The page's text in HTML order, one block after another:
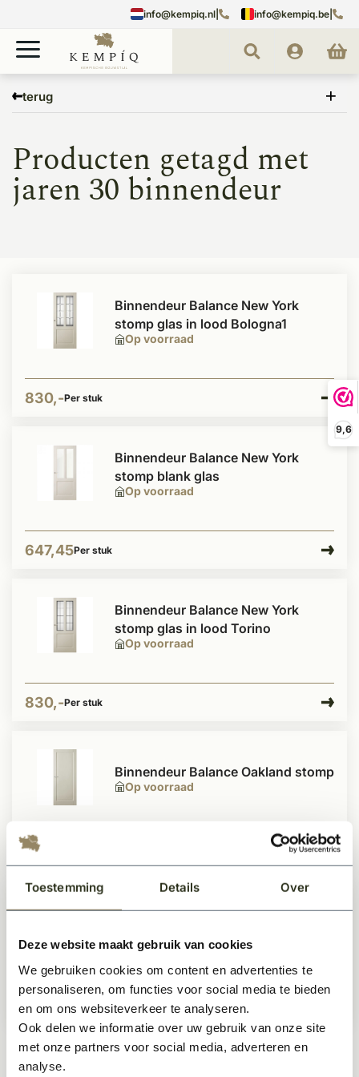
Toestemming Details Over
Deze website maakt gebruik van cookies
We gebruiken cookies om content en advertenties te
personaliseren, om functies voor social media te bieden
en om ons websiteverkeer te analyseren.
Ook delen we informatie over uw gebruik van onze site
met onze partners voor social media, adverteren en
analyse.
9,6
info@kempiq.nl info@kempiq.be
terug
jaren 30 binnendeur
Producten getagd met
jaren 30 binnendeur
Op voorraad
Binnendeur Balance New York
stomp glas in lood Bologna1
830,-Per stuk
Op voorraad
Binnendeur Balance New York
stomp blank glas
647,45Per stuk
Op voorraad
Binnendeur Balance New York
stomp glas in lood Torino
830,-Per stuk
Op voorraad
Binnendeur Balance Oakland stomp
416,95
Op voorraad
449,50 Per stuk